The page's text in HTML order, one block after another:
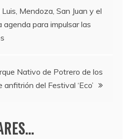
A
p
Mendoza, San Juan y el
agenda para impulsar las
Nativo de Potrero de los
anfitrión del Festival ‘Eco’